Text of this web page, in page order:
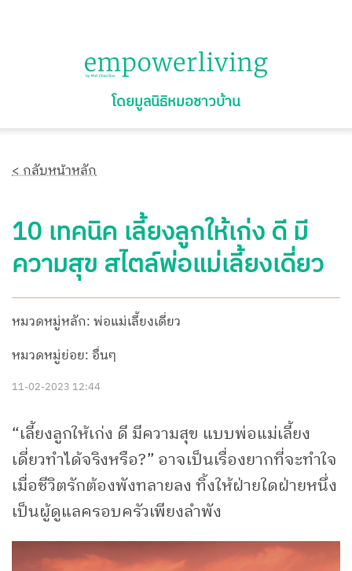
โดยมูลนิธิหมอชาวบ้าน
< กลับหน้าหลัก
10 เทคนิค เลี้ยงลูกให้เก่ง ดี มี
ความสุข สไตล์พ่อแม่เลี้ยงเดี่ยว
หมวดหมู่หลัก: พ่อแม่เลี้ยงเดี่ยว
หมวดหมู่ย่อย: อื่นๆ
11-02-2023 12:44
“เลี้ยงลูกให้เก่ง ดี มีความสุข แบบพ่อแม่เลี้ยง
เดี่ยวทำได้จริงหรือ?” อาจเป็นเรื่องยากที่จะทำใจ
เมื่อชีวิตรักต้องพังทลายลง ทิ้งให้ฝ่ายใดฝ่ายหนึ่ง
เป็นผู้ดูแลครอบครัวเพียงลำพัง